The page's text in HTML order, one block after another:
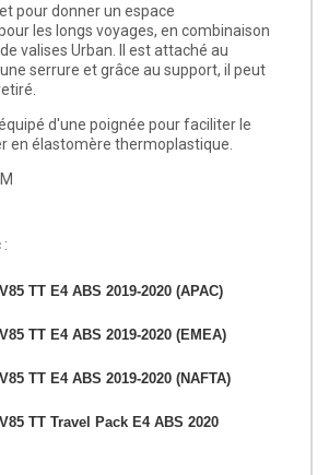
pour donner un espace
les longs voyages, en combinaison
valises Urban. Il est attaché au
serrure et grâce au support, il peut
équipé d'une poignée pour faciliter le
en élastomère thermoplastique.
TT E4 ABS 2019-2020 (APAC)
TT E4 ABS 2019-2020 (EMEA)
TT E4 ABS 2019-2020 (NAFTA)
TT Travel Pack E4 ABS 2020